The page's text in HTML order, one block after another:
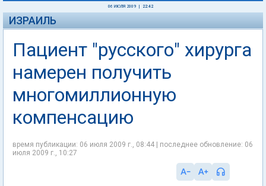
06 ИЮЛЯ 2009 22:42
ИЗРАИЛЬ
Пациент "русского" хирурга
намерен получить
многомиллионную
компенсацию
время публикации: 06 июля 2009 г., 08:44 | последнее обновление: 06
июля 2009 г., 10:27